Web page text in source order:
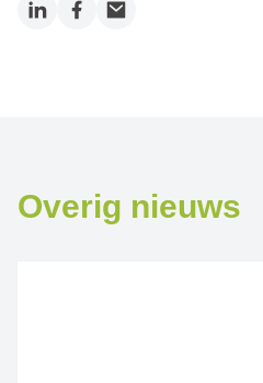
LinkedInFacebook
Email
Overig nieuws